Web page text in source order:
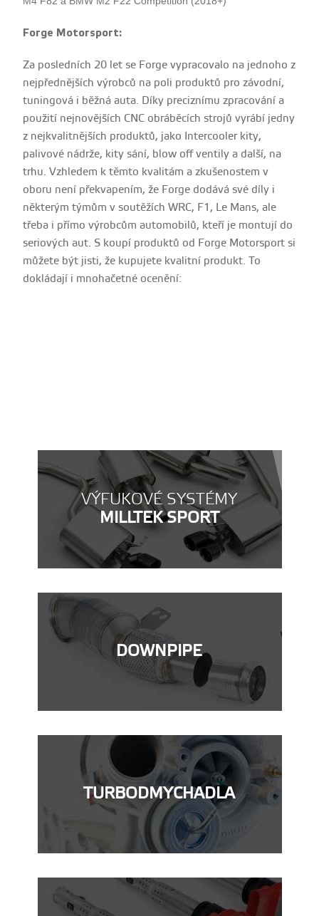
Forge Motorsport:
Za posledních 20 let se Forge vypracovalo na jednoho z
nejpřednějších výrobců na poli produktů pro závodní,
tuningová i běžná auta. Díky preciznímu zpracování a
použití nejnovějších CNC obráběcích strojů vyrábí jedny
z nejkvalitnějších produktů, jako Intercooler kity,
palivové nádrže, kity sání, blow off ventily a další, na
trhu. Vzhledem k těmto kvalitám a zkušenostem v
oboru není překvapením, že Forge dodává své díly i
některým týmům v soutěžích WRC, F1, Le Mans, ale
třeba i přímo výrobcům automobilů, kteří je montují do
seriových aut. S koupí produktů od Forge Motorsport si
můžete být jisti, že kupujete kvalitní produkt. To
dokládají i mnohačetné ocenění:
VÝFUKOVÉ SYSTÉMY
MILLTEK SPORT
DOWNPIPE
TURBODMYCHADLA